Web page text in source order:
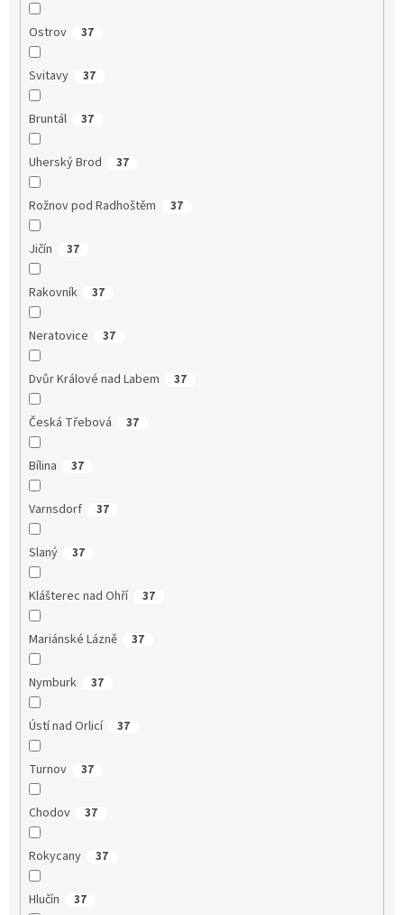
Ostrov 37
Svitavy 37
Bruntál 37
Uherský Brod 37
Rožnov pod Radhoštěm 37
Jičín 37
Rakovník 37
Neratovice 37
Dvůr Králové nad Labem 37
Česká Třebová 37
Bílina 37
Varnsdorf 37
Slaný 37
Klášterec nad Ohří 37
Mariánské Lázně 37
Nymburk 37
Ústí nad Orlicí 37
Turnov 37
Chodov 37
Rokycany 37
Hlučín 37